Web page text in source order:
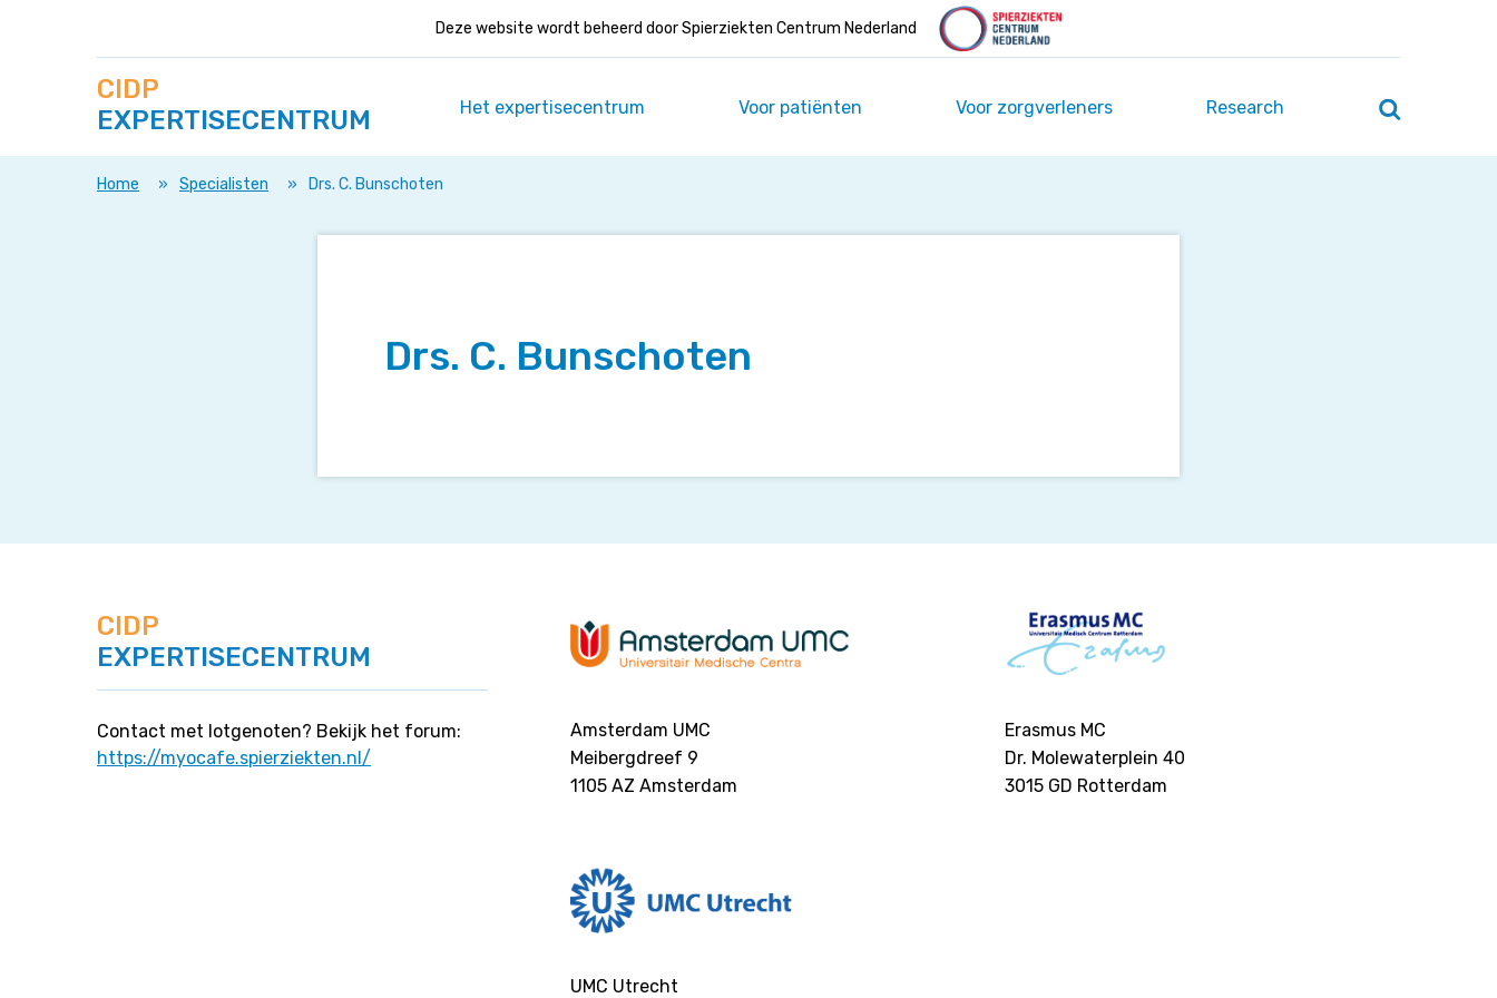
Deze website wordt beheerd door Spierziekten Centrum Nederland
direct
naar
op
deze
site
CIDP
EXPERTISECENTRUM
Het expertisecentrum Voor patiënten Voor zorgverleners Research Zoeken
/
Home » Specialisten » Drs. C. Bunschoten
Drs. C. Bunschoten
CIDP
EXPERTISECENTRUM
Contact met lotgenoten? Bekijk het forum:
https://myocafe.spierziekten.nl/
Amsterdam UMC
Meibergdreef 9
1105 AZ Amsterdam
Erasmus MC
Dr. Molewaterplein 40
3015 GD Rotterdam
UMC Utrecht